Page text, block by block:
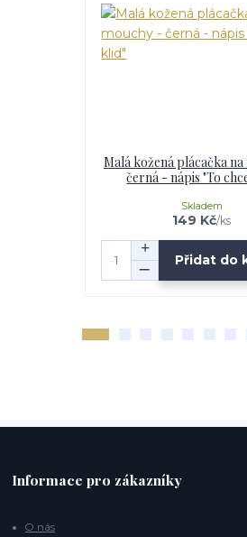
Malá kožená plácačka
černá - nápis "To
149 Kč/ks
Skladem
Přidat do
Informace pro zákazníky
O nás